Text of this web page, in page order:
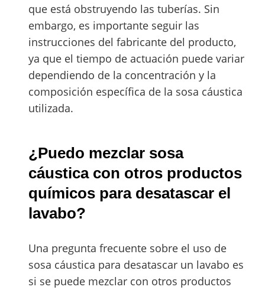
que está obstruyendo las tuberías. Sin
embargo, es importante seguir las
instrucciones del fabricante del producto,
ya que el tiempo de actuación puede variar
dependiendo de la concentración y la
composición específica de la sosa cáustica
utilizada.
¿Puedo mezclar sosa
cáustica con otros productos
químicos para desatascar el
lavabo?
Una pregunta frecuente sobre el uso de
sosa cáustica para desatascar un lavabo es
si se puede mezclar con otros productos